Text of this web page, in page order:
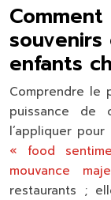
enfants
Comprendre le
puissance de
l’appliquer
« food
mouvance
restaurants ;